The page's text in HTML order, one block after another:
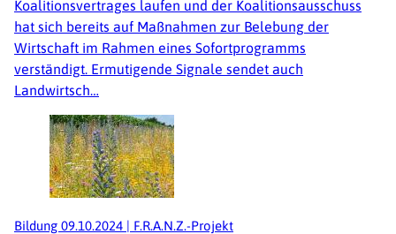
Koalitionsvertrages laufen und der Koalitionsausschuss
hat sich bereits auf Maßnahmen zur Belebung der
Wirtschaft im Rahmen eines Sofortprogramms
verständigt. Ermutigende Signale sendet auch
Landwirtsch…
Bildung 09.10.2024 | F.R.A.N.Z.-Projekt